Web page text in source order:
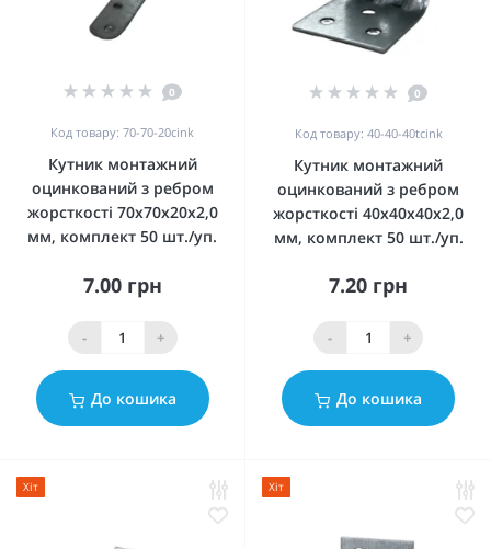
0
Код товару: 70-70-20cink
Кутник монтажний
оцинкований з ребром
жорсткості 70x70x20x2,0
мм, комплект 50 шт./уп.
7.00 грн
- +
До кошика
0
Код товару: 40-40-40tcink
Кутник монтажний
оцинкований з ребром
жорсткості 40x40x40x2,0
мм, комплект 50 шт./уп.
7.20 грн
- +
До кошика
Хіт Хіт